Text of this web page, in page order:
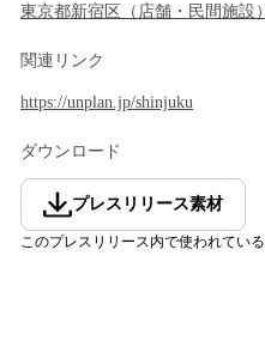
東京都新宿区 （ 店舗・民間施設 ）
関連リンク
https://unplan.jp/shinjuku
ダウンロード
プレスリリース素材
このプレスリリース内で使われてい